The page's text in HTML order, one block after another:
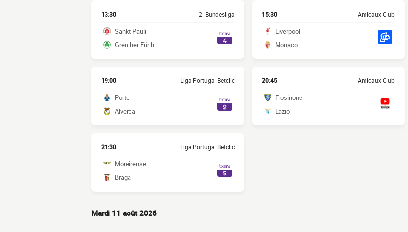
13:30 2. Bundesliga
Sankt Pauli
Greuther Fürth
15:30 Amicaux Club
Liverpool
Monaco
19:00 Liga Portugal Betclic
Porto
Alverca
20:45 Amicaux Club
Frosinone
Lazio
21:30 Liga Portugal Betclic
Moreirense
Braga
Mardi 11 août 2026